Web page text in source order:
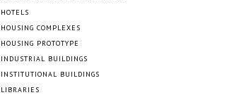
HOTELS
HOUSING COMPLEXES
HOUSING PROTOTYPE
INDUSTRIAL BUILDINGS
INSTITUTIONAL BUILDINGS
LIBRARIES